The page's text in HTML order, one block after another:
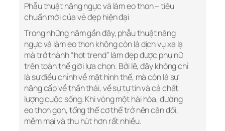
Phẫu thuật nâng ngực và làm eo thon – tiêu
chuẩn mới của vẻ đẹp hiện đại
Trong những năm gần đây, phẫu thuật nâng
ngực và làm eo thon không còn là dịch vụ xa lạ
mà trở thành “hot trend” làm đẹp được phụ nữ
trên toàn thế giới lựa chọn. Bởi lẽ, đây không chỉ
là sự điều chỉnh về mặt hình thể, mà còn là sự
nâng cấp về thần thái, về sự tự tin và cả chất
lượng cuộc sống. Khi vòng một hài hòa, đường
eo thon gọn, tổng thể cơ thể trở nên cân đối,
mềm mại và thu hút hơn rất nhiều.